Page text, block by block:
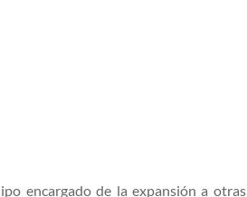
encargado de la expansión a otras